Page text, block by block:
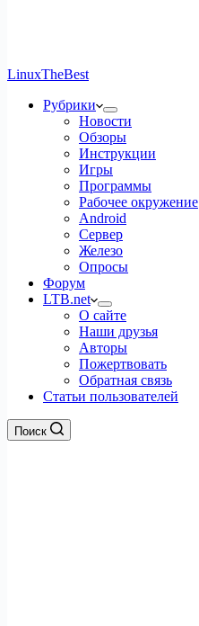
LinuxTheBest
Рубрики
Новости
Обзоры
Инструкции
Игры
Программы
Рабочее окружение
Android
Сервер
Железо
Опросы
Форум
LTB.net
О сайте
Наши друзья
Авторы
Пожертвовать
Обратная связь
Статьи пользователей
Поиск